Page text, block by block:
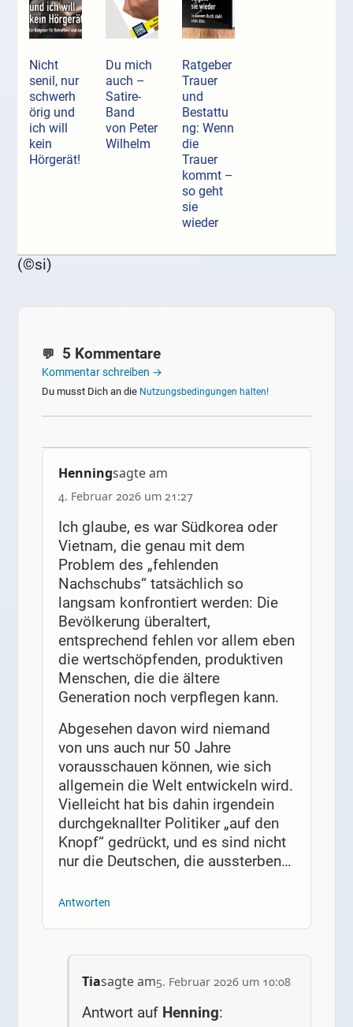
Nicht
senil, nur
schwerh
örig und
ich will
kein
Hörgerät!
Du mich
auch –
Satire-
Band
von Peter
Wilhelm
Ratgeber
Trauer
und
Bestattu
ng: Wenn
die
Trauer
kommt –
so geht
sie
wieder
(©si)
5 Kommentare
Kommentar schreiben →
Du musst Dich an die Nutzungsbedingungen halten!
Henningsagte am
4. Februar 2026 um 21:27
Ich glaube, es war Südkorea oder
Vietnam, die genau mit dem
Problem des „fehlenden
Nachschubs“ tatsächlich so
langsam konfrontiert werden: Die
Bevölkerung überaltert,
entsprechend fehlen vor allem eben
die wertschöpfenden, produktiven
Menschen, die die ältere
Generation noch verpflegen kann.
Abgesehen davon wird niemand
von uns auch nur 50 Jahre
vorausschauen können, wie sich
allgemein die Welt entwickeln wird.
Vielleicht hat bis dahin irgendein
durchgeknallter Politiker „auf den
Knopf“ gedrückt, und es sind nicht
nur die Deutschen, die aussterben…
Antworten
Tiasagte am5. Februar 2026 um 10:08
Antwort auf Henning: